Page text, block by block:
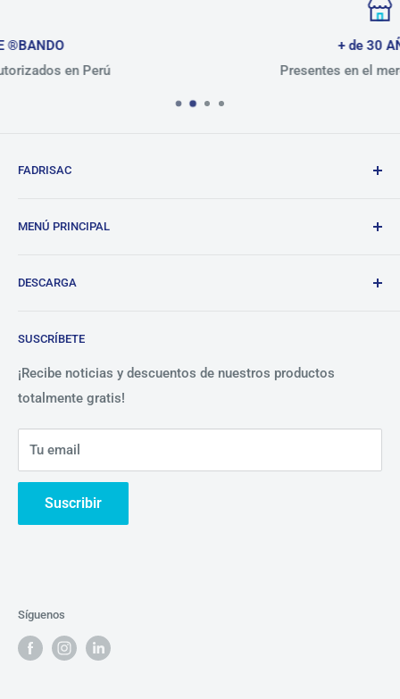
Presentes en el mercado peruano
FADRISAC
MENÚ PRINCIPAL
Tienda
Beneficios
Nosotros
Contáctanos
DESCARGA
Política de Privacidad
SUSCRÍBETE
¡Recibe noticias y descuentos de nuestros productos
totalmente gratis!
Tu email
Suscribir
Síguenos